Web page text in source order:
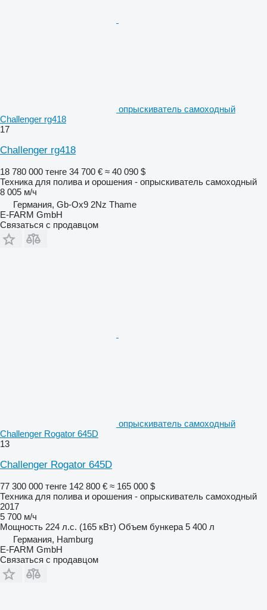
опрыскиватель самоходный
Challenger rg418
17
Challenger rg418
18 780 000 тенге 34 700 € ≈ 40 090 $
Техника для полива и орошения - опрыскиватель самоходный
8 005 м/ч
Германия, Gb-Ox9 2Nz Thame
E-FARM GmbH
Связаться с продавцом
опрыскиватель самоходный
Challenger Rogator 645D
13
Challenger Rogator 645D
77 300 000 тенге 142 800 € ≈ 165 000 $
Техника для полива и орошения - опрыскиватель самоходный
2017
5 700 м/ч
Мощность 224 л.с. (165 кВт) Объем бункера 5 400 л
Германия, Hamburg
E-FARM GmbH
Связаться с продавцом